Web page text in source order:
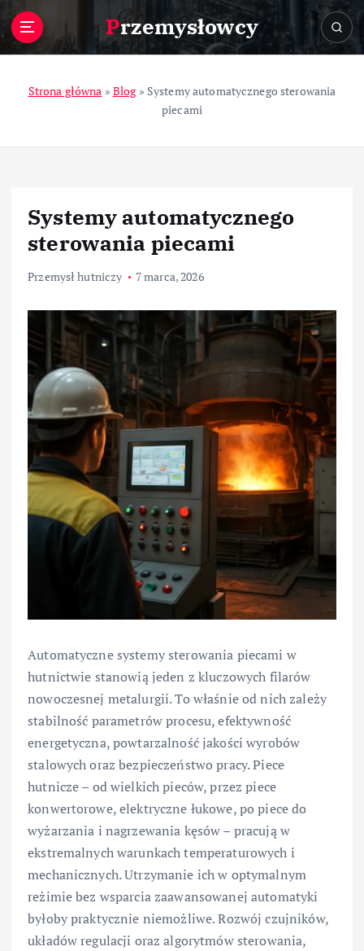
Przemysłowcy
Strona główna » Blog» Systemy automatycznego sterowania
piecami
Systemy automatycznego
sterowania piecami
Przemysł hutniczy 7 marca, 2026
Automatyczne systemy sterowania piecami w
hutnictwie stanowią jeden z kluczowych filarów
nowoczesnej metalurgii. To właśnie od nich zależy
stabilność parametrów procesu, efektywność
energetyczna, powtarzalność jakości wyrobów
stalowych oraz bezpieczeństwo pracy. Piece
hutnicze – od wielkich pieców, przez piece
konwertorowe, elektryczne łukowe, po piece do
wyżarzania i nagrzewania kęsów – pracują w
ekstremalnych warunkach temperaturowych i
mechanicznych. Utrzymanie ich w optymalnym
reżimie bez wsparcia zaawansowanej automatyki
byłoby praktycznie niemożliwe. Rozwój czujników,
układów regulacji oraz algorytmów sterowania,